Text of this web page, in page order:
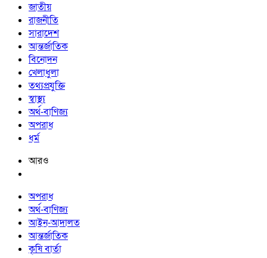
জাতীয়
রাজনীতি
সারাদেশ
আন্তর্জাতিক
বিনোদন
খেলাধুলা
তথ্যপ্রযুক্তি
স্বাস্থ্য
অর্থ-বাণিজ্য
অপরাধ
ধর্ম
আরও
অপরাধ
অর্থ-বাণিজ্য
আইন-আদালত
আন্তর্জাতিক
কৃষি বার্তা